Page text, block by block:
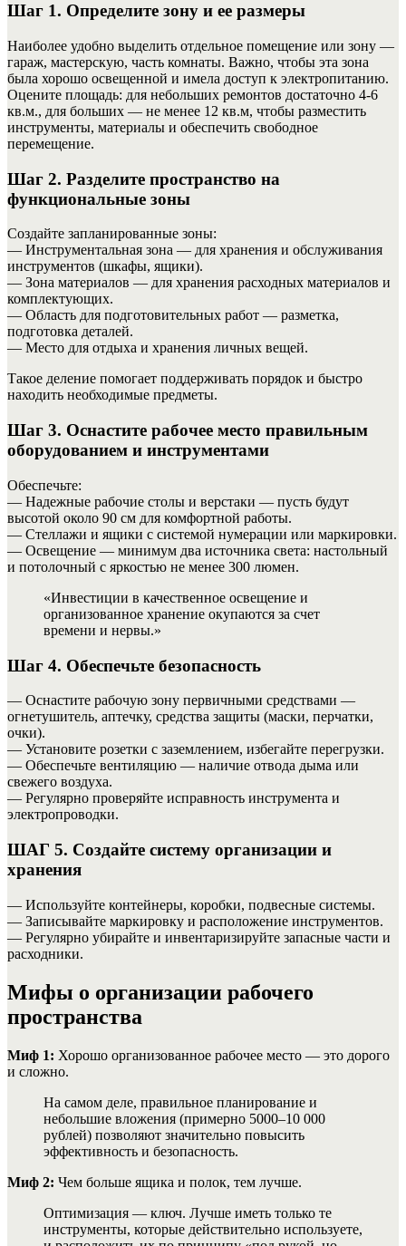
Шаг 1. Определите зону и ее размеры
Наиболее удобно выделить отдельное помещение или зону —
гараж, мастерскую, часть комнаты. Важно, чтобы эта зона
была хорошо освещенной и имела доступ к электропитанию.
Оцените площадь: для небольших ремонтов достаточно 4-6
кв.м., для больших — не менее 12 кв.м, чтобы разместить
инструменты, материалы и обеспечить свободное
перемещение.
Шаг 2. Разделите пространство на
функциональные зоны
Создайте запланированные зоны:
— Инструментальная зона — для хранения и обслуживания
инструментов (шкафы, ящики).
— Зона материалов — для хранения расходных материалов и
комплектующих.
— Область для подготовительных работ — разметка,
подготовка деталей.
— Место для отдыхa и хранения личных вещей.
Такое деление помогает поддерживать порядок и быстро
находить необходимые предметы.
Шаг 3. Оснастите рабочее место правильным
оборудованием и инструментами
Обеспечьте:
— Надежные рабочие столы и верстаки — пусть будут
высотой около 90 см для комфортной работы.
— Стеллажи и ящики с системой нумерации или маркировки.
— Освещение — минимум два источника света: настольный
и потолочный с яркостью не менее 300 люмен.
«Инвестиции в качественное освещение и
организованное хранение окупаются за счет
времени и нервы.»
Шаг 4. Обеспечьте безопасность
— Оснастите рабочую зону первичными средствами —
огнетушитель, аптечку, средства защиты (маски, перчатки,
очки).
— Установите розетки с заземлением, избегайте перегрузки.
— Обеспечьте вентиляцию — наличие отвода дыма или
свежего воздуха.
— Регулярно проверяйте исправность инструмента и
электропроводки.
ШАГ 5. Создайте систему организации и
хранения
— Используйте контейнеры, коробки, подвесные системы.
— Записывайте маркировку и расположение инструментов.
— Регулярно убирайте и инвентаризируйте запасные части и
расходники.
Мифы о организации рабочего
пространства
Миф 1: Хорошо организованное рабочее место — это дорого
и сложно.
На самом деле, правильное планирование и
небольшие вложения (примерно 5000–10 000
рублей) позволяют значительно повысить
эффективность и безопасность.
Миф 2: Чем больше ящика и полок, тем лучше.
Оптимизация — ключ. Лучше иметь только те
инструменты, которые действительно используете,